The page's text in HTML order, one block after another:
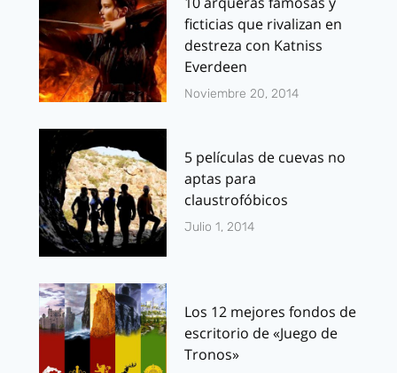
ficticias que rivalizan en
destreza con Katniss
Everdeen
Noviembre 20, 2014
5 películas de cuevas no
aptas para
claustrofóbicos
Julio 1, 2014
Los 12 mejores fondos de
escritorio de «Juego de
Tronos»